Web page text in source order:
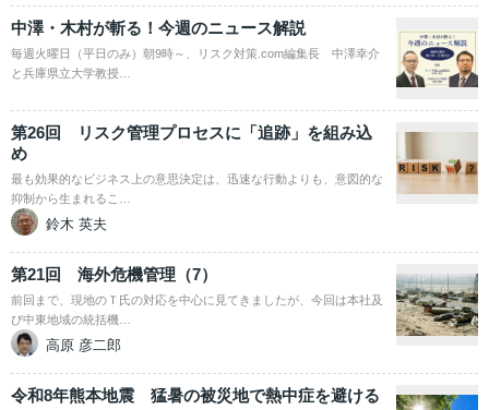
中澤・木村が斬る！今週のニュース解説
毎週火曜日（平日のみ）朝9時～、リスク対策.com編集長 中澤幸介
と兵庫県立大学教授…
第26回 リスク管理プロセスに「追跡」を組み込
め
最も効果的なビジネス上の意思決定は、迅速な行動よりも、意図的な
抑制から生まれるこ…
鈴木 英夫
第21回 海外危機管理（7）
前回まで、現地のＴ氏の対応を中心に見てきましたが、今回は本社及
び中東地域の統括機…
高原 彦二郎
令和8年熊本地震 猛暑の被災地で熱中症を避ける